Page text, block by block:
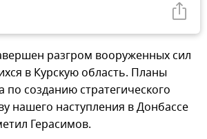
разгром вооруженных сил
в Курскую область. Планы
по созданию стратегического
нашего наступления в Донбассе
Герасимов.